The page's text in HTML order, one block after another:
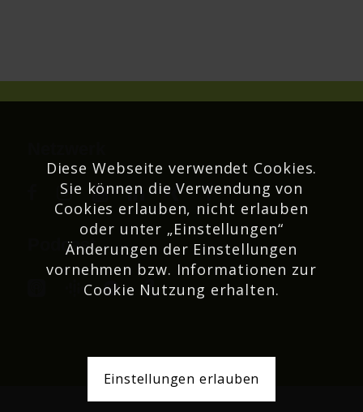
Podcast
Diese Webseite verwendet Cookies.
Sie können die Verwendung von
Cookies erlauben, nicht erlauben
oder unter „Einstellungen“
Änderungen der Einstellungen
vornehmen bzw. Informationen zur
Cookie Nutzung erhalten.
Einstellungen erlauben